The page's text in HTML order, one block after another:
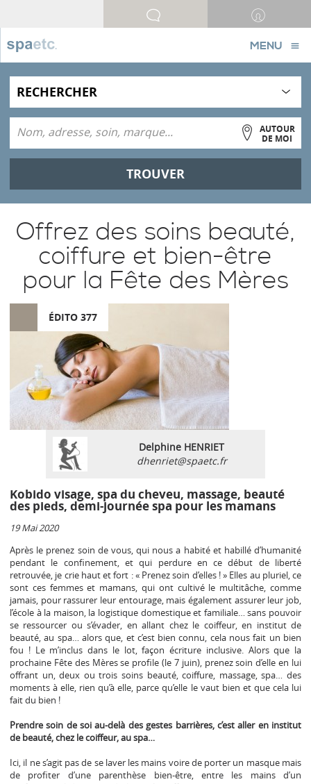
MENU
AUTOUR
DE MOI
TROUVER
Offrez des soins beauté,
coiffure et bien-être
pour la Fête des Mères
ÉDITO 377
Delphine HENRIET
dhenriet@spaetc.fr
Kobido visage, spa du cheveu, massage, beauté
des pieds, demi-journée spa pour les mamans
19 Mai 2020
Après le prenez soin de vous, qui nous a habité et habillé d’humanité
pendant le confinement, et qui perdure en ce début de liberté
retrouvée, je crie haut et fort : « Prenez soin d’elles ! » Elles au pluriel, ce
sont ces femmes et mamans, qui ont cultivé le multitâche, comme
jamais, pour rassurer leur entourage, mais également assurer leur job,
l’école à la maison, la logistique domestique et familiale… sans pouvoir
se ressourcer ou s’évader, en allant chez le coiffeur, en institut de
beauté, au spa… alors que, et c’est bien connu, cela nous fait un bien
fou ! Le m’inclus dans le lot, façon écriture inclusive. Alors que la
prochaine Fête des Mères se profile (le 7 juin), prenez soin d’elle en lui
offrant un, deux ou trois soins beauté, coiffure, massage, spa… des
moments à elle, rien qu’à elle, parce qu’elle le vaut bien et que cela lui
fait du bien !
Prendre soin de soi au-delà des gestes barrières, c’est aller en institut
de beauté, chez le coiffeur, au spa…
Ici, il ne s’agit pas de se laver les mains voire de porter un masque mais
de profiter d’une parenthèse bien-être, entre les mains d’un